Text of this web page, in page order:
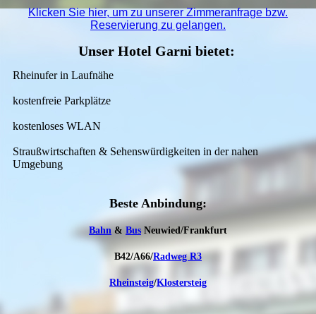
Klicken Sie hier, um zu unsererZimmeranfrage bzw.
Reservierung zu gelangen.
Unser Hotel Garni bietet:
Rheinufer in Laufnähe
kostenfreie Parkplätze
kostenloses WLAN
Straußwirtschaften & Sehenswürdigkeiten in der nahen
Umgebung
Beste An­bindung:
Bahn & Bus Neuwied/Frankfurt
B42/A66/Radweg R3
Rheinsteig/Klostersteig